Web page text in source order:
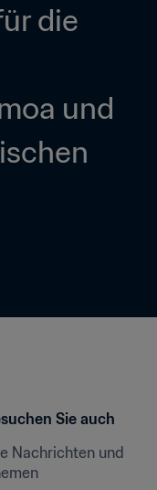
die
und
Sie auch
Nachrichten und